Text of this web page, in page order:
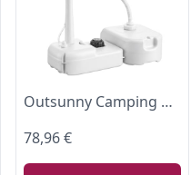
Outsunny Camping Waschbecken 17L Wassertank Fußpumpe Handtuchhalter Grau
78,96 €